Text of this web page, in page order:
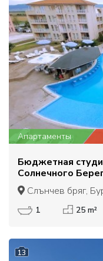
Апартаменты
Бюджетная
Солнечного
Слънчев бряг,
1 25 m²
13